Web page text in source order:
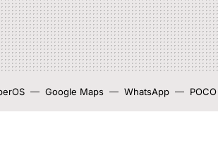
Google Maps WhatsApp POCO